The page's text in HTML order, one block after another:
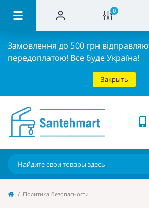
0
Замовлення до 500 грн
передоплатою! Все буде Україна!
Закрыть
Политика безопасности